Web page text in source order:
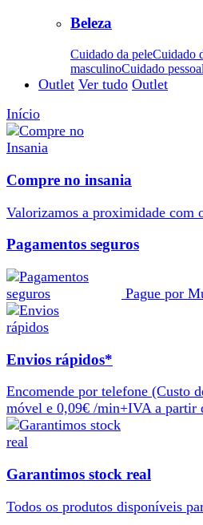
Beleza
Cuidado da peleCuidado
masculinoCuidado pessoal
Outlet Ver tudo Outlet
Início
Compre no insania
Valorizamos a proximidade com
Pagamentos seguros
Pague por
Envios rápidos*
Encomende por telefone (Custo
móvel e 0,09€ /min+IVA a partir
Garantimos stock real
Todos os produtos disponíveis